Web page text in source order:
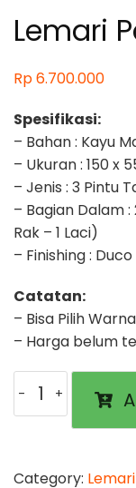
Lemari
Rp6.700.000
Spesifikasi:
– Bahan : Kayu
– Ukuran : 150 x
– Jenis : 3 Pintu
– Bagian Dalam :
Rak – 1 Laci)
– Finishing :
Catatan:
– Bisa Pilih
– Harga belum
Lemari
Pakaian
Category: